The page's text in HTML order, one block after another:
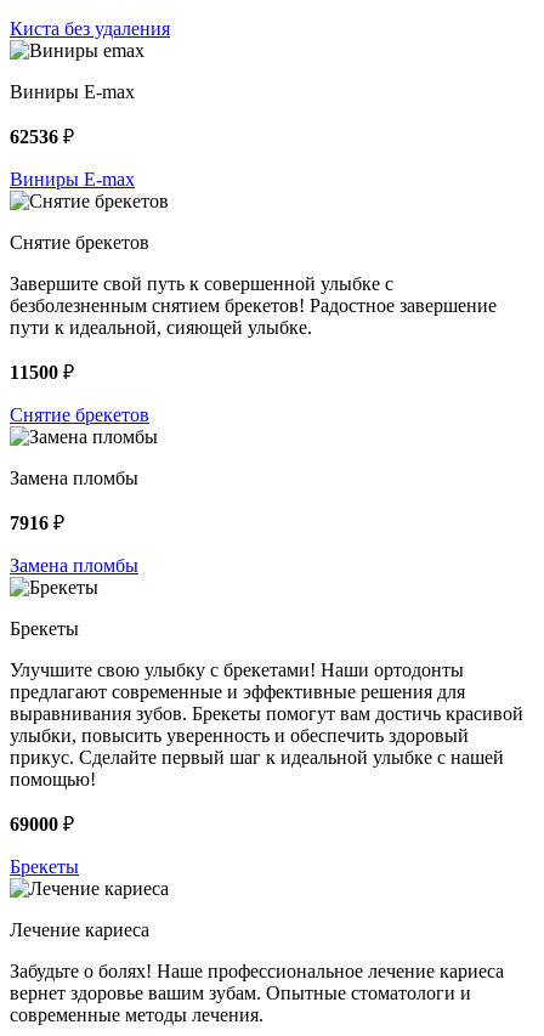
Киста без удаления
Виниры E-max
62536 ₽
Виниры E-max
Снятие брекетов
Завершите свой путь к совершенной улыбке с
безболезненным снятием брекетов! Радостное завершение
пути к идеальной, сияющей улыбке.
11500 ₽
Снятие брекетов
Замена пломбы
7916 ₽
Замена пломбы
Брекеты
Улучшите свою улыбку с брекетами! Наши ортодонты
предлагают современные и эффективные решения для
выравнивания зубов. Брекеты помогут вам достичь красивой
улыбки, повысить уверенность и обеспечить здоровый
прикус. Сделайте первый шаг к идеальной улыбке с нашей
помощью!
69000 ₽
Брекеты
Лечение кариеса
Забудьте о болях! Наше профессиональное лечение кариеса
вернет здоровье вашим зубам. Опытные стоматологи и
современные методы лечения.